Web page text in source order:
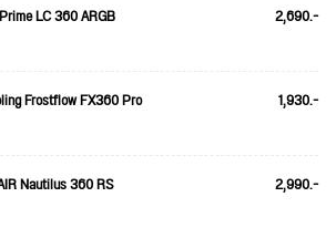
LC 360 ARGB 2,690.-
Frostflow FX360 Pro 1,930.-
Nautilus 360 RS 2,990.-